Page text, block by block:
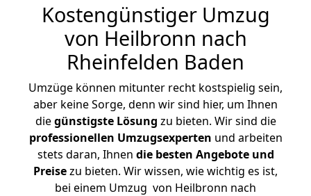
Kostengünstiger Umzug
von Heilbronn nach
Rheinfelden Baden
Umzüge können mitunter recht kostspielig sein,
aber keine Sorge, denn wir sind hier, um Ihnen
diegünstigste Lösung zu bieten. Wir sind die
professionellen Umzugsexperten und arbeiten
stets daran, Ihnen die besten Angebote und
Preisezu bieten. Wir wissen, wie wichtig es ist,
bei einem Umzug von Heilbronn nach